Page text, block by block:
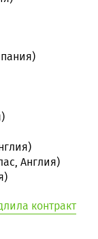
Англия)
контракт